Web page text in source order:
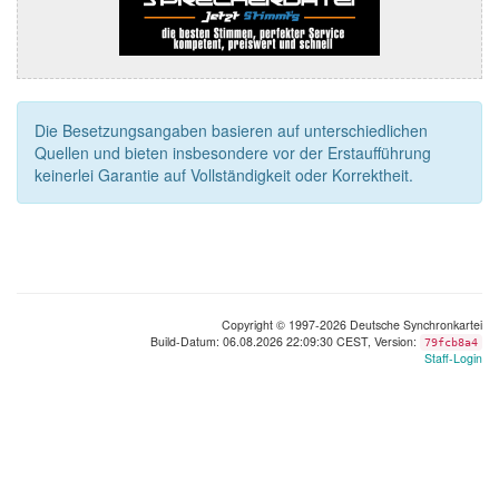
Die Besetzungsangaben basieren auf unterschiedlichen
Quellen und bieten insbesondere vor der Erstaufführung
keinerlei Garantie auf Vollständigkeit oder Korrektheit.
Copyright © 1997-2026 Deutsche Synchronkartei
Build-Datum: 06.08.2026 22:09:30 CEST, Version:
79fcb8a4
Staff-Login